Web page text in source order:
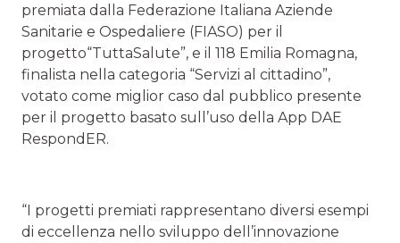
premiata dalla Federazione Italiana Aziende
Sanitarie e Ospedaliere (FIASO) per il
progetto“TuttaSalute”, e il 118 Emilia Romagna,
finalista nella categoria “Servizi al cittadino”,
votato come miglior caso dal pubblico presente
per il progetto basato sull’uso della App DAE
RespondER.
“I progetti premiati rappresentano diversi esempi
di eccellenza nello sviluppo dell’innovazione